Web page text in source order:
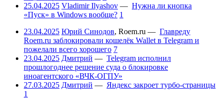
25.04.2025 Vladimir Ilyashov — Нужна ли кнопка
«Пуск» в Windows вообще? 1
23.04.2025 Юрий Синодов, Roem.ru — Главреду
Roem.ru заблокировали кошелёк Wallet в Telegram и
пожелали всего хорошего 7
23.04.2025 Дмитрий — Telegram исполнил
прошлогоднее решение суда о блокировке
иноагентского «ВЧК-ОГПУ»
27.03.2025 Дмитрий — Яндекс закроет турбо-страницы
1